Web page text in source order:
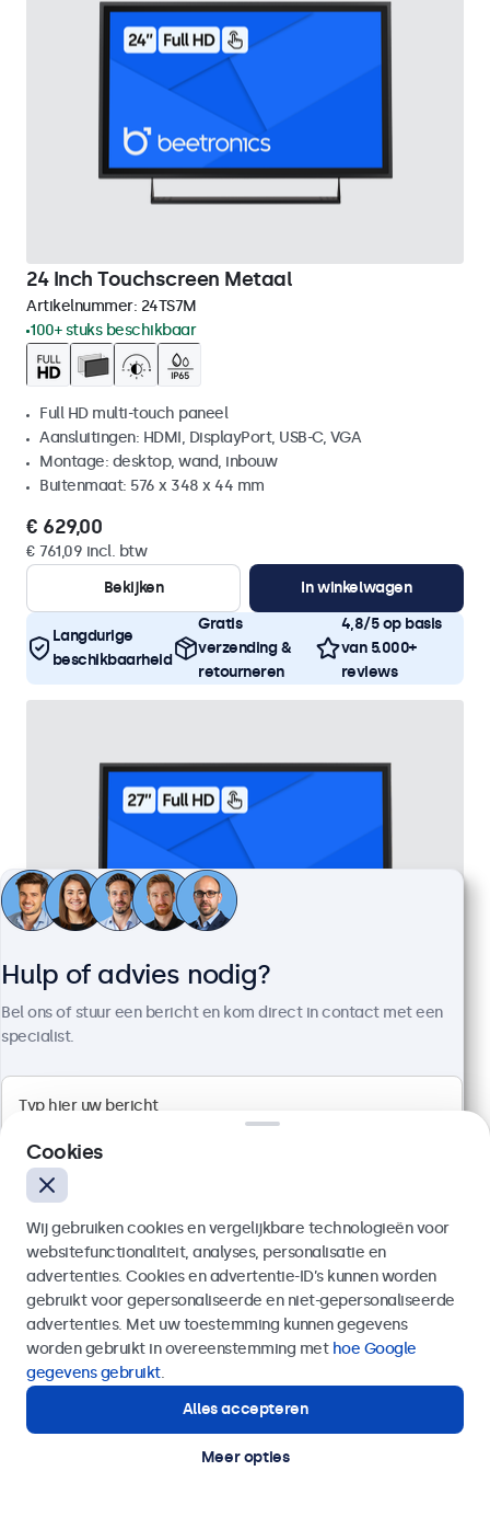
24 Inch Touchscreen Metaal
Artikelnummer: 24TS7M
100+ stuks beschikbaar
Full HD multi-touch paneel
Aansluitingen: HDMI, DisplayPort, USB-C, VGA
Montage: desktop, wand, inbouw
Buitenmaat: 576 x 348 x 44 mm
€ 629,00
€ 761,09 incl. btw
Bekijken
In winkelwagen
Langdurige
beschikbaarheid
Gratis
verzending &
retourneren
4,8/5 op basis
van 5.000+
reviews
27 Inch Touchscreen Metaal
100+ stuks beschikbaar
Full HD multi-touch paneel
Aansluitingen: HDMI, DisplayPort, USB-C, VGA
Montage: desktop, wand, inbouw
Buitenmaat: 657 x 393 x 44 mm
€ 679,00
€ 821,59 incl. btw
Bekijken
In winkelwagen
Hulp of advies nodig?
Bel ons of stuur een bericht en kom direct in contact met een
specialist.
Verzenden
Of bel ons op
Hulp of advies nodig?
Direct contact met een specialist.
Cookies
Wij gebruiken cookies en vergelijkbare technologieën voor
websitefunctionaliteit, analyses, personalisatie en
advertenties. Cookies en advertentie-ID’s kunnen worden
gebruikt voor gepersonaliseerde en niet-gepersonaliseerde
advertenties. Met uw toestemming kunnen gegevens
worden gebruikt in overeenstemming met hoe Google
gegevens gebruikt.
Alles accepteren
Meer opties